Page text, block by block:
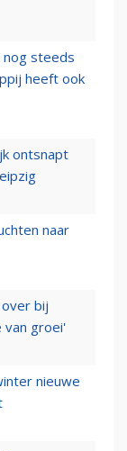
nog steeds
heeft ook
ontsnapt
naar
bij
van groei'
nieuwe